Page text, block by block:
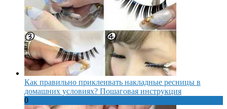
Как правильно приклеивать накладные ресницы в
домашних условиях? Пошаговая инструкция
0